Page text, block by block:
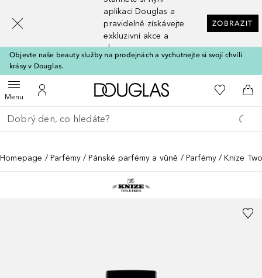
aplikaci Douglas a
pravidelně získávejte
exkluzivní akce a
slevy
ZOBRAZIT
Objevte naše beauty služby na prodejnách a vychutnejte si svojí chvíli
krásy v Douglas.
MenuOtevřít menuK mému účtu
Domů K mému
Do
Vraťte se
Proveďte vyhledávání
Homepage Parfémy Pánské parfémy a vůně Parfémy Knize
[navigation.slideout.screenreader]